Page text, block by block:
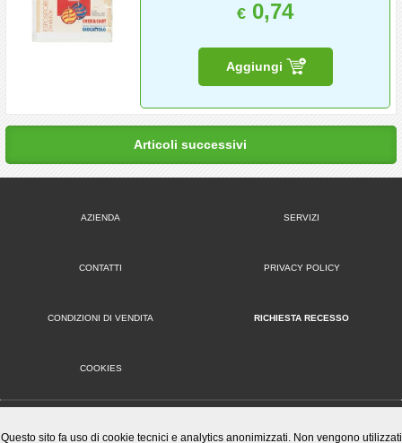
€ 0,74
Aggiungi
Articoli successivi
AZIENDA SERVIZI
CONTATTI PRIVACY POLICY
CONDIZIONI DI VENDITA RICHIESTA RECESSO
COOKIES
Questo sito fa uso di cookie tecnici e analytics anonimizzati. Non vengono utilizzati